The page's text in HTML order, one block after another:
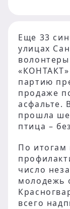
Еще 33
улицах
партию
продаже
асфальте.
прошла
птица –
По итогам
число
молодежь
всего